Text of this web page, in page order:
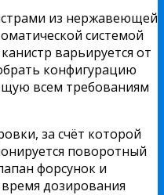
из нержавеющей
системой
варьируется от
конфигурацию
всем требованиям
за счёт которой
поворотный
форсунок и
дозирования